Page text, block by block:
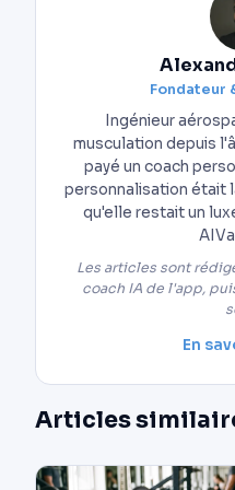
Fondateur
Ingénieur
musculation depuis
payé un coach
personnalisation était
qu'elle restait un
Les articles sont
coach IA de l'app,
En
Articles